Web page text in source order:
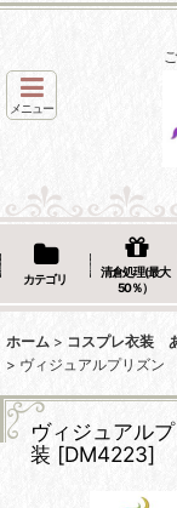
メニュー
カテゴリ
清倉処理(最大
50％）
ホーム > コスプレ衣装
> ヴィジュアルプリズ
ヴィジュアル
装 [DM4223]